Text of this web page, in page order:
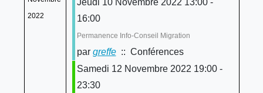
2022
Jeudi 10 Novembre 2022 13:00 -
16:00
Permanence Info-Conseil Migration
par greffe:: Conférences
Samedi 12 Novembre 2022 19:00 -
23:30